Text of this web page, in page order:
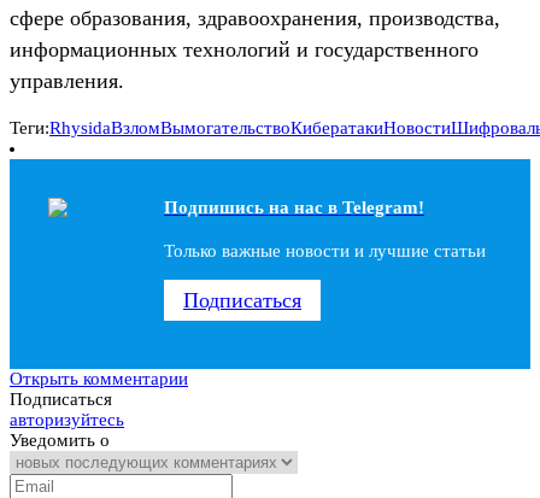
сфере образования, здравоохранения, производства,
информационных технологий и государственного
управления.
Теги:RhysidaВзломВымогательствоКибератакиНовости
Подпишись на наc в Telegram!
Только важные новости и лучшие статьи
Подписаться
Открыть комментарии
Подписаться
авторизуйтесь
Уведомить о